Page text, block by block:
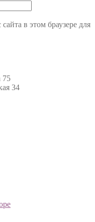
в этом браузере для
75
34